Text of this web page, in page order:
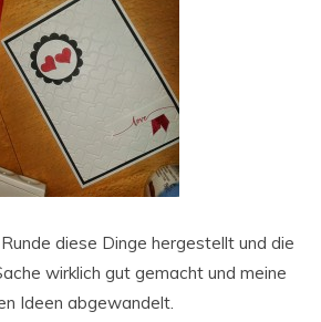
diese Dinge hergestellt und die
wirklich gut gemacht und meine
Ideen abgewandelt.